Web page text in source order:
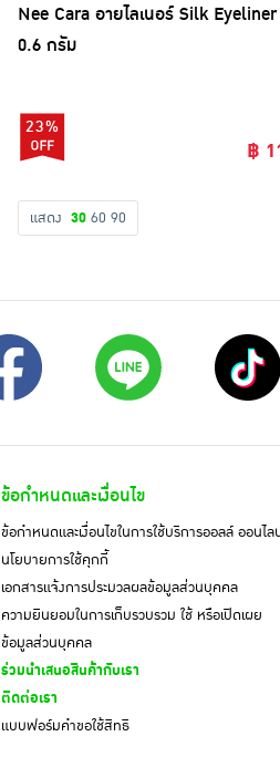
Nee Cara อายไลเนอร์ Silk Eyeliner
0.6 กรัม
23%
฿
แสดง 30 60 90
ข้อกำหนดและเงื่อนไข
ข้อกำหนดและเงื่อนไขในการใช้บริการออลล์ ออนไล
นโยบายการใช้คุกกี้
เอกสารแจ้งการประมวลผลข้อมูลส่วนบุคคล
ความยินยอมในการเก็บรวบรวม ใช้ หรือเปิดเผย
ข้อมูลส่วนบุคคล
ร่วมนำเสนอสินค้ากับเรา
ติดต่อเรา
แบบฟอร์มคำขอใช้สิทธิ